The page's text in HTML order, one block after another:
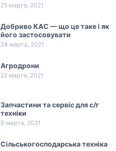
25 марта, 2021
Добриво КАС — що це таке і як
його застосовувати
24 марта, 2021
Агродрони
22 марта, 2021
Запчастини та сервіс для с/г
техніки
9 марта, 2021
Сільськогосподарська техніка